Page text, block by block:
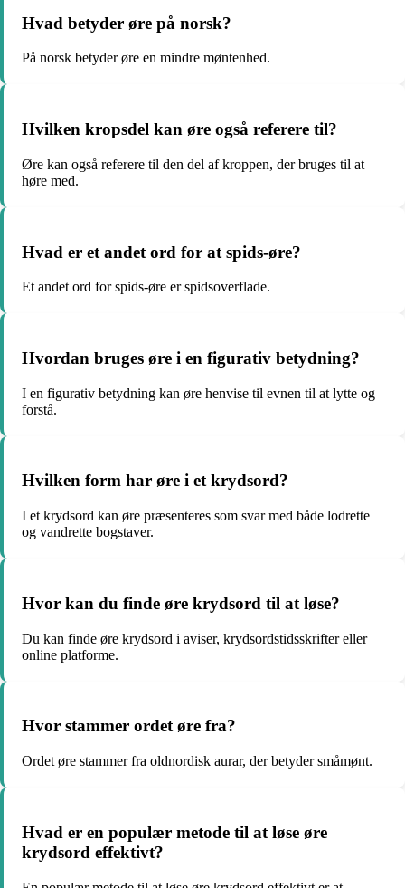
Hvad betyder øre på norsk?
På norsk betyder øre en mindre møntenhed.
Hvilken kropsdel kan øre også referere til?
Øre kan også referere til den del af kroppen, der bruges til at
høre med.
Hvad er et andet ord for at spids-øre?
Et andet ord for spids-øre er spidsoverflade.
Hvordan bruges øre i en figurativ betydning?
I en figurativ betydning kan øre henvise til evnen til at lytte og
forstå.
Hvilken form har øre i et krydsord?
I et krydsord kan øre præsenteres som svar med både lodrette
og vandrette bogstaver.
Hvor kan du finde øre krydsord til at løse?
Du kan finde øre krydsord i aviser, krydsordstidsskrifter eller
online platforme.
Hvor stammer ordet øre fra?
Ordet øre stammer fra oldnordisk aurar, der betyder småmønt.
Hvad er en populær metode til at løse øre
krydsord effektivt?